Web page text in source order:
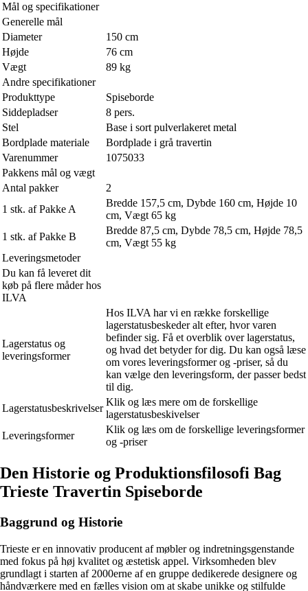
Mål og specifikationer
Generelle mål
Diameter
150 cm
Højde
76 cm
Vægt
89 kg
Andre specifikationer
Produkttype
Spiseborde
Siddepladser
8 pers.
Stel
Base i sort pulverlakeret metal
Bordplade materiale
Bordplade i grå travertin
Varenummer
1075033
Pakkens mål og vægt
Antal pakker
2
1 stk. af Pakke A
Bredde 157,5 cm, Dybde 160 cm, Højde 10
cm, Vægt 65 kg
1 stk. af Pakke B
Bredde 87,5 cm, Dybde 78,5 cm, Højde 78,5
cm, Vægt 55 kg
Leveringsmetoder
Du kan få leveret dit
køb på flere måder hos
ILVA
Lagerstatus og
leveringsformer
Hos ILVA har vi en række forskellige
lagerstatusbeskeder alt efter, hvor varen
befinder sig. Få et overblik over lagerstatus,
og hvad det betyder for dig. Du kan også læse
om vores leveringsformer og -priser, så du
kan vælge den leveringsform, der passer bedst
til dig.
Lagerstatusbeskrivelser
Klik og læs mere om de forskellige
lagerstatusbeskivelser
Leveringsformer
Klik og læs om de forskellige leveringsformer
og -priser
Den Historie og Produktionsfilosofi Bag
Trieste Travertin Spiseborde
Baggrund og Historie
Trieste er en innovativ producent af møbler og indretningsgenstande
med fokus på høj kvalitet og æstetisk appel. Virksomheden blev
grundlagt i starten af 2000erne af en gruppe dedikerede designere og
håndværkere med en fælles vision om at skabe unikke og stilfulde